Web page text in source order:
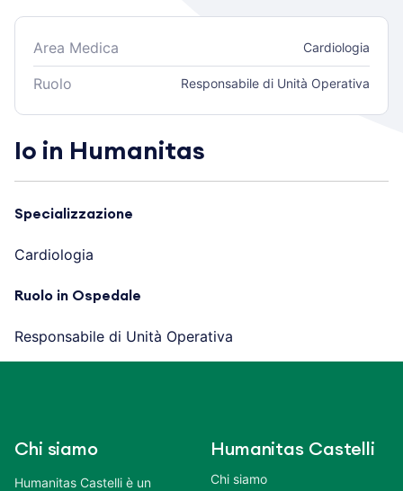
Area Medica Cardiologia
Ruolo Responsabile di Unità Operativa
Io in Humanitas
Specializzazione
Cardiologia
Ruolo in Ospedale
Responsabile di Unità Operativa
Chi siamo
Humanitas Castelli è un
Humanitas Castelli
Chi siamo